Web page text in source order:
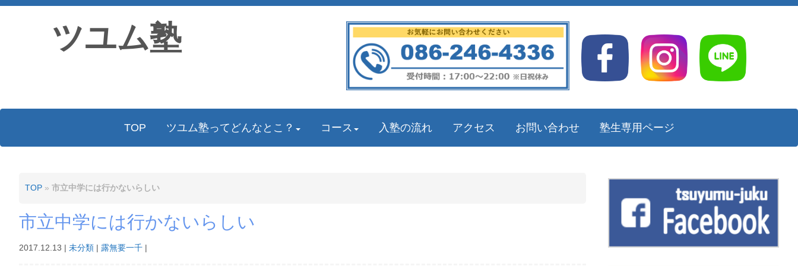
ツユム塾
TOP ツユム塾ってどんなとこ？ コース 入塾の流れ アクセス お問い合わせ 塾生専用ページ
TOP » 市立中学には行かないらしい
市立中学には行かないらしい
2017.12.13 | 未分類 | 露無要一千 |